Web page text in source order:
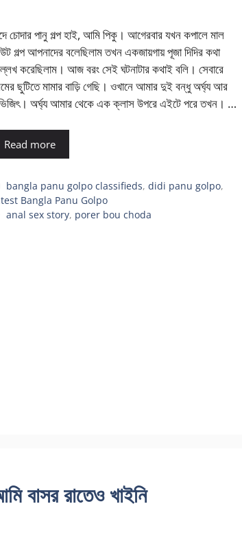
চোদার পানু গল্প হাই, আমি পিকু। আগেরবার যখন কপালে মাল
গল্প আপনাদের বলেছিলাম তখন একজায়গায় পূজা দিদির কথা
করেছিলাম। আজ বরং সেই ঘটনাটার কথাই বলি। সেবারে
ছুটিতে মামার বাড়ি গেছি। ওখানে আমার দুই বন্ধু অর্ঘ্য আর
অর্ঘ্য আমার থেকে এক ক্লাস উপরে এইটে পরে তখন। …
Read more
Categories
bangla panu golpo classifieds,didi panu golpo,
Bangla Panu Golpo
Tags
anal sex story, porer bou choda
রাতেও খাইনি